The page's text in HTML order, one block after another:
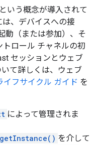
いう概念が導入されて
は、デバイスへの接
動（または参加）、そ
ロール チャネルの初
セッションとウェブ
て詳しくは、ウェブ
フサイクル ガイド を
によって管理されま
を介して